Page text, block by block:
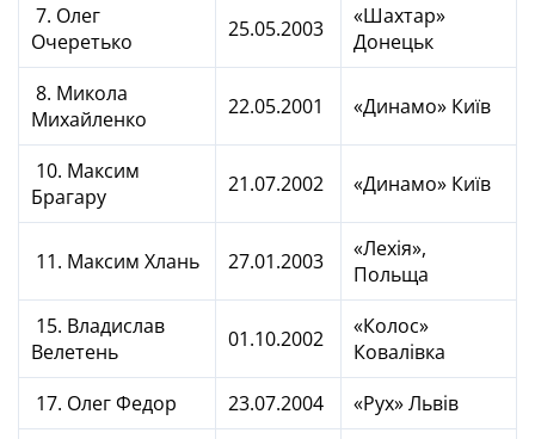
7. Олег
Очеретько
25.05.2003
«Шахтар»
Донецьк
8. Микола
Михайленко
22.05.2001 «Динамо» Київ
10. Максим
Брагару
21.07.2002 «Динамо» Київ
11. Максим Хлань 27.01.2003
«Лехія»,
Польща
15. Владислав
Велетень
01.10.2002
«Колос»
Ковалівка
17. Олег Федор
23.07.2004
«Рух» Львів